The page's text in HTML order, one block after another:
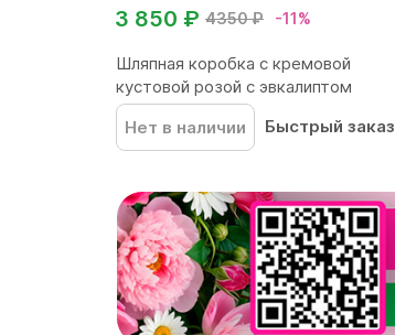
4350 ₽ -11%
3 850 ₽
Шляпная коробка с кремовой
кустовой розой с эвкалиптом
Нет в наличии
Быстрый заказ